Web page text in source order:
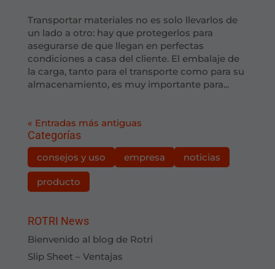
Transportar materiales no es solo llevarlos de
un lado a otro: hay que protegerlos para
asegurarse de que llegan en perfectas
condiciones a casa del cliente. El embalaje de
la carga, tanto para el transporte como para su
almacenamiento, es muy importante para...
« Entradas más antiguas
Categorías
consejos y uso empresa noticias
producto
ROTRI News
Bienvenido al blog de Rotri
Slip Sheet – Ventajas